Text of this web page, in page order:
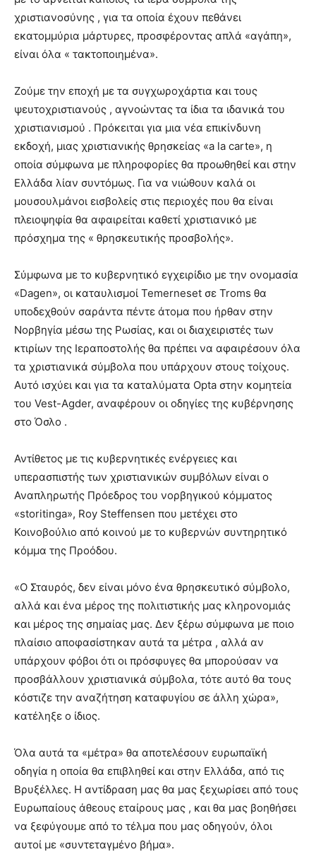
χριστιανοσύνης , για τα οποία έχουν πεθάνει
εκατομμύρια μάρτυρες, προσφέροντας απλά «αγάπη»,
είναι όλα « τακτοποιημένα».
Ζούμε την εποχή με τα συγχωροχάρτια και τους
ψευτοχριστιανούς , αγνοώντας τα ίδια τα ιδανικά του
χριστιανισμού . Πρόκειται για μια νέα επικίνδυνη
εκδοχή, μιας χριστιανικής θρησκείας «a la carte», η
οποία σύμφωνα με πληροφορίες θα προωθηθεί και στην
Ελλάδα λίαν συντόμως. Για να νιώθουν καλά οι
μουσουλμάνοι εισβολείς στις περιοχές που θα είναι
πλειοψηφία θα αφαιρείται καθετί χριστιανικό με
πρόσχημα της « θρησκευτικής προσβολής».
Σύμφωνα με το κυβερνητικό εγχειρίδιο με την ονομασία
«Dagen», οι καταυλισμοί Temerneset σε Troms θα
υποδεχθούν σαράντα πέντε άτομα που ήρθαν στην
Νορβηγία μέσω της Ρωσίας, και οι διαχειριστές των
κτιρίων της Ιεραποστολής θα πρέπει να αφαιρέσουν όλα
τα χριστιανικά σύμβολα που υπάρχουν στους τοίχους.
Αυτό ισχύει και για τα καταλύματα Opta στην κομητεία
του Vest-Agder, αναφέρουν οι οδηγίες της κυβέρνησης
στο Όσλο .
Αντίθετος με τις κυβερνητικές ενέργειες και
υπερασπιστής των χριστιανικών συμβόλων είναι ο
Αναπληρωτής Πρόεδρος του νορβηγικού κόμματος
«storitinga», Roy Steffensen που μετέχει στο
Κοινοβούλιο από κοινού με το κυβερνών συντηρητικό
κόμμα της Προόδου.
«Ο Σταυρός, δεν είναι μόνο ένα θρησκευτικό σύμβολο,
αλλά και ένα μέρος της πολιτιστικής μας κληρονομιάς
και μέρος της σημαίας μας. Δεν ξέρω σύμφωνα με ποιο
πλαίσιο αποφασίστηκαν αυτά τα μέτρα , αλλά αν
υπάρχουν φόβοι ότι οι πρόσφυγες θα μπορούσαν να
προσβάλλουν χριστιανικά σύμβολα, τότε αυτό θα τους
κόστιζε την αναζήτηση καταφυγίου σε άλλη χώρα»,
κατέληξε ο ίδιος.
Όλα αυτά τα «μέτρα» θα αποτελέσουν ευρωπαϊκή
οδηγία η οποία θα επιβληθεί και στην Ελλάδα, από τις
Βρυξέλλες. Η αντίδραση μας θα μας ξεχωρίσει από τους
Ευρωπαίους άθεους εταίρους μας , και θα μας βοηθήσει
να ξεφύγουμε από το τέλμα που μας οδηγούν, όλοι
αυτοί με «συντεταγμένο βήμα».